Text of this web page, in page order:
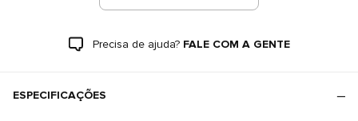
Precisa de ajuda? FALE COM A GENTE
ESPECIFICAÇÕES